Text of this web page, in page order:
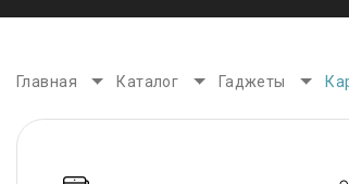
Главная Каталог Гаджеты